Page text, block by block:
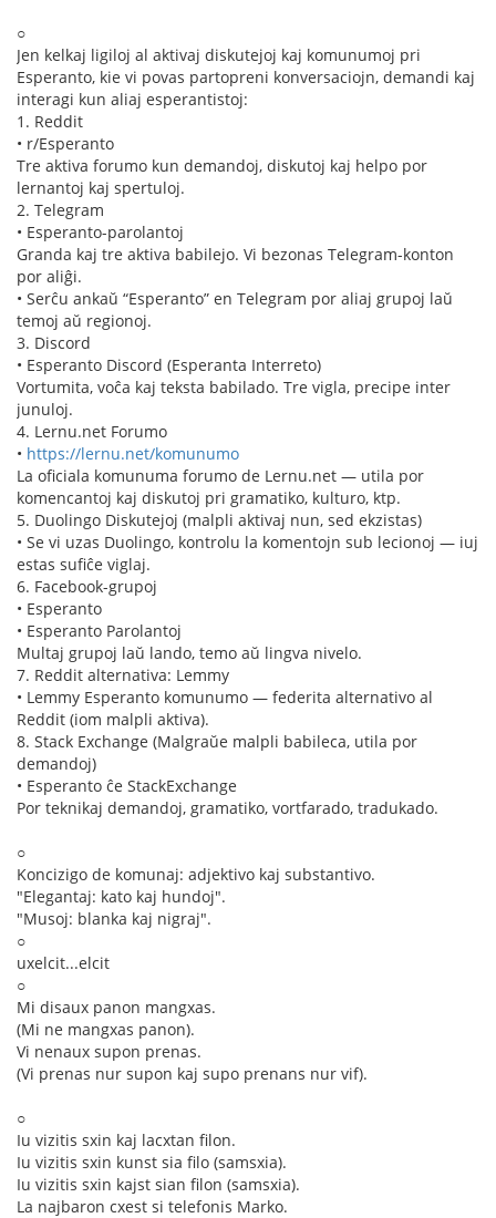
○
Jen kelkaj ligiloj al aktivaj diskutejoj kaj komunumoj pri
Esperanto, kie vi povas partopreni konversaciojn, demandi kaj
interagi kun aliaj esperantistoj:
1. Reddit
• r/Esperanto
Tre aktiva forumo kun demandoj, diskutoj kaj helpo por
lernantoj kaj spertuloj.
2. Telegram
• Esperanto-parolantoj
Granda kaj tre aktiva babilejo. Vi bezonas Telegram-konton
por aliĝi.
• Serĉu ankaŭ “Esperanto” en Telegram por aliaj grupoj laŭ
temoj aŭ regionoj.
3. Discord
• Esperanto Discord (Esperanta Interreto)
Vortumita, voĉa kaj teksta babilado. Tre vigla, precipe inter
junuloj.
4. Lernu.net Forumo
• https://lernu.net/komunumo
La oficiala komunuma forumo de Lernu.net — utila por
komencantoj kaj diskutoj pri gramatiko, kulturo, ktp.
5. Duolingo Diskutejoj (malpli aktivaj nun, sed ekzistas)
• Se vi uzas Duolingo, kontrolu la komentojn sub lecionoj — iuj
estas sufiĉe viglaj.
6. Facebook-grupoj
• Esperanto
• Esperanto Parolantoj
Multaj grupoj laŭ lando, temo aŭ lingva nivelo.
7. Reddit alternativa: Lemmy
• Lemmy Esperanto komunumo — federita alternativo al
Reddit (iom malpli aktiva).
8. Stack Exchange (Malgraŭe malpli babileca, utila por
demandoj)
• Esperanto ĉe StackExchange
Por teknikaj demandoj, gramatiko, vortfarado, tradukado.
○
Koncizigo de komunaj: adjektivo kaj substantivo.
"Elegantaj: kato kaj hundoj".
"Musoj: blanka kaj nigraj".
○
uxelcit...elcit
○
Mi disaux panon mangxas.
(Mi ne mangxas panon).
Vi nenaux supon prenas.
(Vi prenas nur supon kaj supo prenans nur vif).
○
Iu vizitis sxin kaj lacxtan filon.
Iu vizitis sxin kunst sia filo (samsxia).
Iu vizitis sxin kajst sian filon (samsxia).
La najbaron cxest si telefonis Marko.